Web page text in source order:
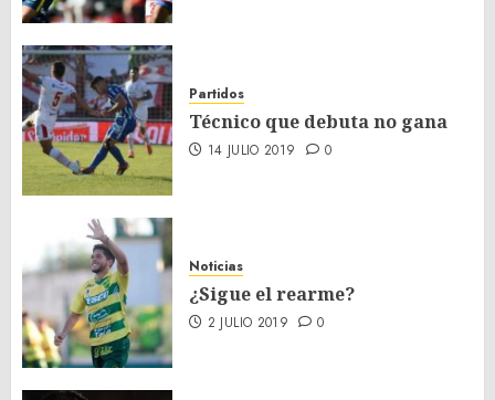
Partidos
Técnico que debuta no gana
14 JULIO 2019 0
Noticias
¿Sigue el rearme?
2 JULIO 2019 0